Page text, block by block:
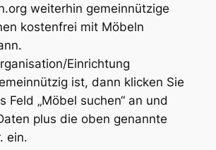
weiterhin gemeinnützige
kostenfrei mit Möbeln
Einrichtung
ist, dann klicken Sie
Feld „Möbel suchen“ an und
plus die oben genannte
ein.